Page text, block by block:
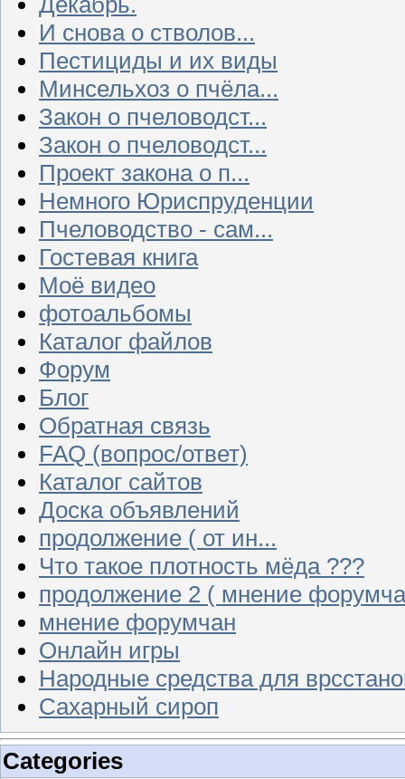
И снова о стволов...
Пестициды и их виды
Минсельхоз о пчёла...
Закон о пчеловодст...
Закон о пчеловодст...
Проект закона о п...
Немного Юриспруденции
Пчеловодство - сам...
Гостевая книга
Моё видео
фотоальбомы
Каталог файлов
Форум
Блог
Обратная связь
FAQ (вопрос/ответ)
Каталог сайтов
Доска объявлений
продолжение ( от ин...
Что такое плотность мёда ???
продолжение 2 ( мнение
мнение форумчан
Онлайн игры
Народные средства для
Сахарный сироп
Categories